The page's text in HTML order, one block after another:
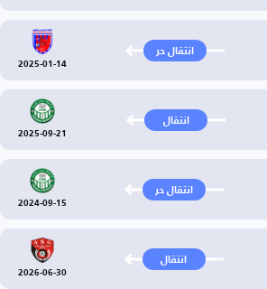
انتقال حر
2025-01-14
انتقال
2025-09-21
انتقال حر
2024-09-15
انتقال
2026-06-30